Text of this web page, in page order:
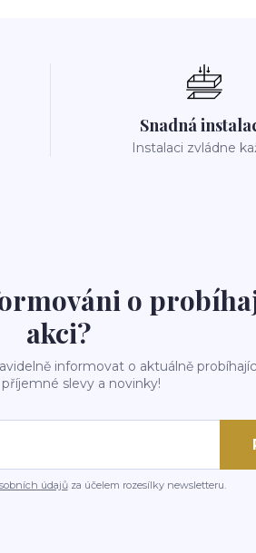
Snadná
Instalaci zvládne
o
akci?
informovat o aktuálně
slevy a novinky!
údajůza účelem rozesílky newsletteru.